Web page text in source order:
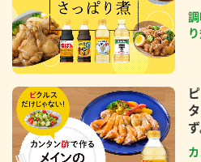
り
ず